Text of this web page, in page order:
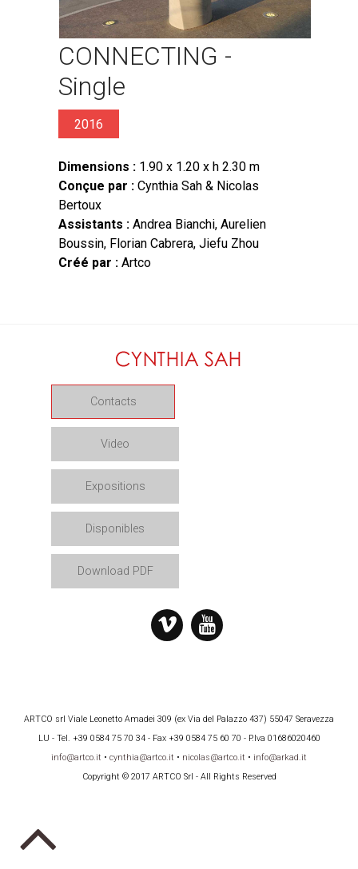
CONNECTING -
Single
2016
Dimensions : 1.90 x 1.20 x h 2.30 m
Conçue par : Cynthia Sah & Nicolas
Bertoux
Assistants : Andrea Bianchi, Aurelien
Boussin, Florian Cabrera, Jiefu Zhou
Créé par : Artco
Contacts
Video
Expositions
Disponibles
Download PDF
ARTCO srl Viale Leonetto Amadei 309 (ex Via del Palazzo 437) 55047 Seravezza
LU - Tel. +39 0584 75 70 34 - Fax +39 0584 75 60 70 - P.Iva 01686020460
info@artco.it • cynthia@artco.it • nicolas@artco.it • info@arkad.it
Copyright © 2017 ARTCO Srl - All Rights Reserved